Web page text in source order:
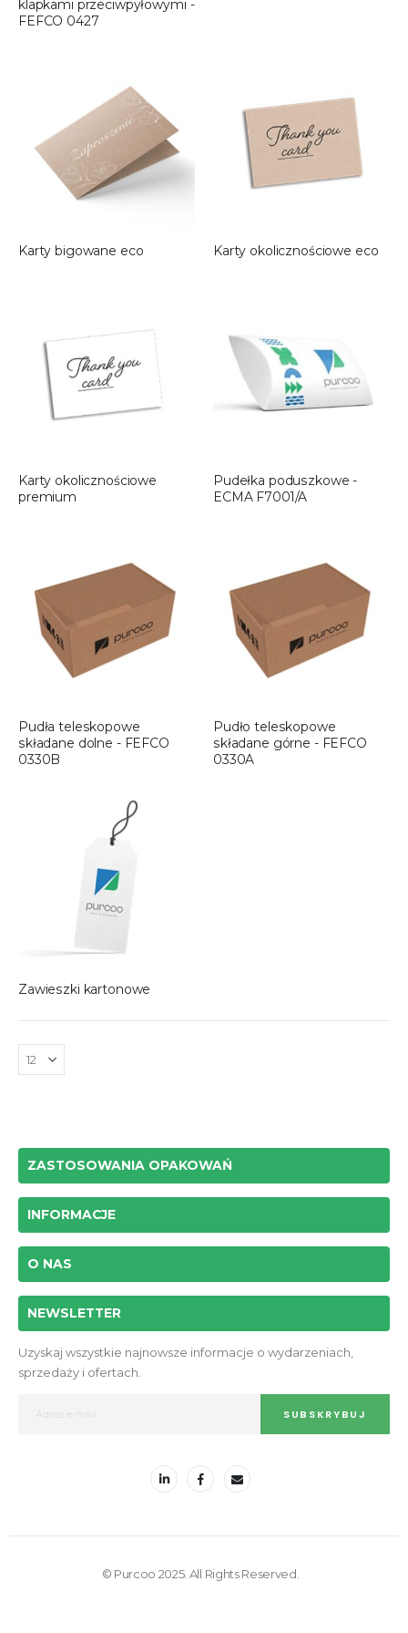
klapkami przeciwpyłowymi -
FEFCO 0427
Karty bigowane eco Karty okolicznościowe eco
Karty okolicznościowe
premium
Pudełka poduszkowe -
ECMA F7001/A
Pudła teleskopowe
składane dolne - FEFCO
0330B
Pudło teleskopowe
składane górne - FEFCO
0330A
Zawieszki kartonowe
ZASTOSOWANIA OPAKOWAŃ
INFORMACJE
O NAS
NEWSLETTER
Uzyskaj wszystkie najnowsze informacje o wydarzeniach,
sprzedaży i ofertach.
SUBSKRYBUJ
© Purcoo 2025. All Rights Reserved.